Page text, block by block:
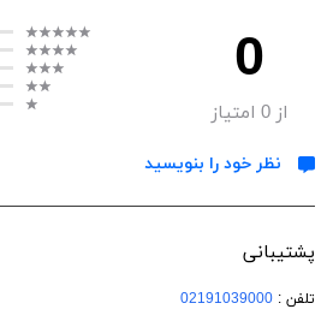
0
از0 امتیاز
نظر خود را بنویسید
پشتیبانی
تلفن : 02191039000